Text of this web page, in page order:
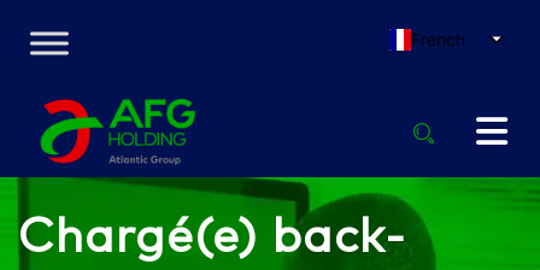
French
Chargé(e) back-